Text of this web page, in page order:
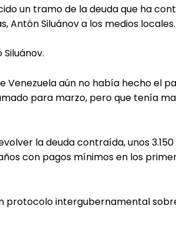
un tramo de la deuda que ha
Antón Siluánov a los medios locales.
Venezuela aún no había hecho el
para marzo, pero que tenía
la deuda contraída, unos
con pagos mínimos en los
protocolo intergubernamental